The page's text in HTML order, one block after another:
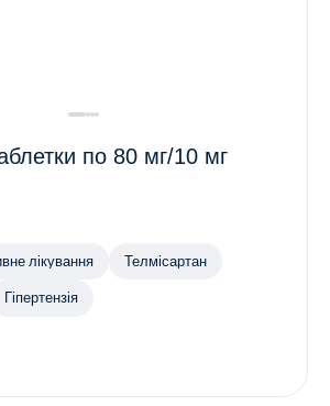
по 80 мг/10 мг
лікування Телмісартан
Гіпертензія